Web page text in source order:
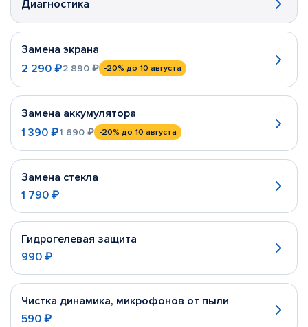
Диагностика
Замена экрана
2 290 ₽2 890 ₽ -20% до 10 августа
Замена аккумулятора
1 390 ₽1 690 ₽ -20% до 10 августа
Замена стекла
1 790 ₽
Гидрогелевая защита
990 ₽
Чистка динамика, микрофонов от пыли
590 ₽